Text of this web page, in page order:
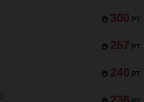
300 PT
257 PT
240 PT
236